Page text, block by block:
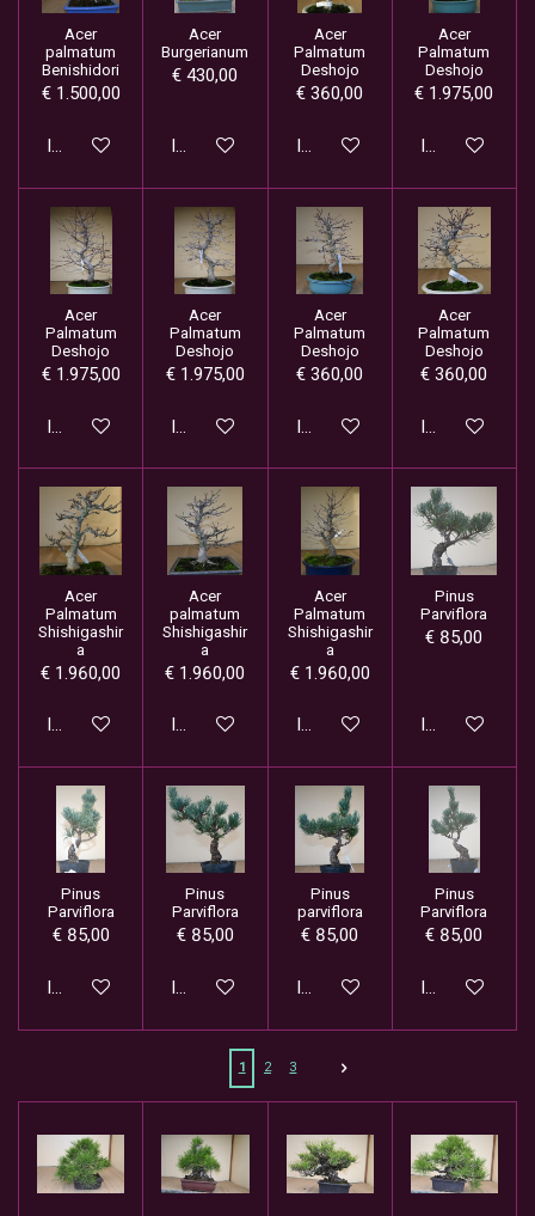
Acer
palmatum
Benishidori
€ 1.500,00
In winkelwagen
Acer
Burgerianum
€ 430,00
In winkelwagen
Acer
Palmatum
Deshojo
€ 360,00
In winkelwagen
Acer
Palmatum
Deshojo
€ 1.975,00
In
Acer
Palmatum
Deshojo
€ 1.975,00
In winkelwagen
Acer
Palmatum
Deshojo
€ 1.975,00
In winkelwagen
Acer
Palmatum
Deshojo
€ 360,00
In winkelwagen
Acer
Palmatum
Deshojo
€ 360,00
In
Acer
Palmatum
Shishigashir
a
€ 1.960,00
In winkelwagen
Acer
palmatum
Shishigashir
a
€ 1.960,00
In winkelwagen
Acer
Palmatum
Shishigashir
a
€ 1.960,00
In winkelwagen
Pinus
Parviflora
€ 85,00
In
Pinus
Parviflora
€ 85,00
In winkelwagen
Pinus
Parviflora
€ 85,00
In winkelwagen
Pinus
parviflora
€ 85,00
In winkelwagen
Pinus
Parviflora
€ 85,00
In
1 2 3